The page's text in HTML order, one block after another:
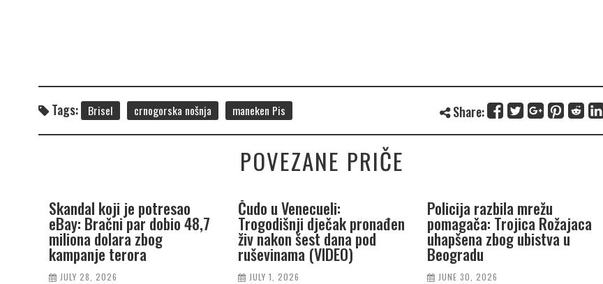
Tags: Brisel crnogorska nošnja maneken Pis Share:
POVEZANE PRIČE
Skandal koji je potresao
eBay: Bračni par dobio 48,7
miliona dolara zbog
kampanje terora
JULY 28, 2026
Čudo u Venecueli:
Trogodišnji dječak pronađen
živ nakon šest dana pod
ruševinama (VIDEO)
JULY 1, 2026
Policija razbila mrežu
pomagača: Trojica Rožajaca
uhapšena zbog ubistva u
Beogradu
JUNE 30, 2026